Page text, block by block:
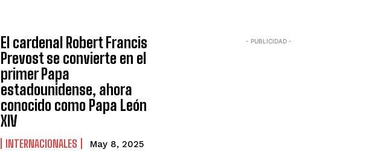
El cardenal Robert Francis
Prevost se convierte en el
primer Papa
estadounidense, ahora
conocido como Papa León
XIV
INTERNACIONALES May 8, 2025
- PUBLICIDAD -